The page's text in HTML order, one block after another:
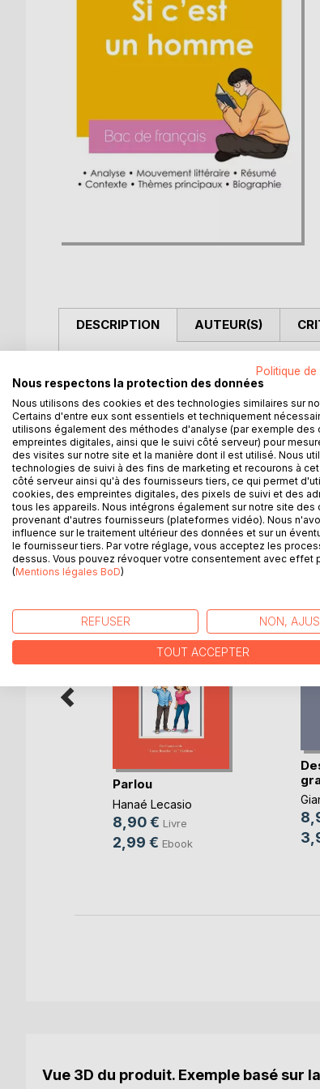
DESCRIPTION
Réussissez votre bac de français 2026
Primo Levi !
Validée par un professeur de français du
lycéens.
Grâce à notre travail éditorial, les points
résumé du livre, l'étude de l'œuvre,
est rattaché l'auteur.
AUTEUR(S)
D’AUTRES TITRES
Parlou
Hanaé Lecasio
8,90 € Livre
2,99 € Ebook
Vue 3D du produit. Exemple basé
Politique
Nous respectons la protection des données
Nous utilisons des cookies et des technologies similaires sur
Certains d'entre eux sont essentiels et techniquement
utilisons également des méthodes d'analyse (par exemple des
empreintes digitales, ainsi que le suivi côté serveur) pour
des visites sur notre site et la manière dont il est utilisé. Nous
technologies de suivi à des fins de marketing et recourons à
côté serveur ainsi qu'à des fournisseurs tiers, ce qui permet
cookies, des empreintes digitales, des pixels de suivi et des
tous les appareils. Nous intégrons également sur notre site des
provenant d'autres fournisseurs (plateformes vidéo). Nous
influence sur le traitement ultérieur des données et sur un
le fournisseur tiers. Par votre réglage, vous acceptez les
dessus. Vous pouvez révoquer votre consentement avec effet
(Mentions légales BoD)
REFUSER NON,
TOUT ACCEPTER